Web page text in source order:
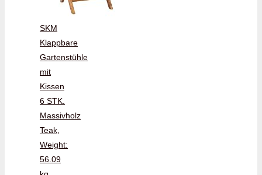
SKM
Klappbare
Gartenstühle
mit
Kissen
6 STK.
Massivholz
Teak,
Weight:
56.09